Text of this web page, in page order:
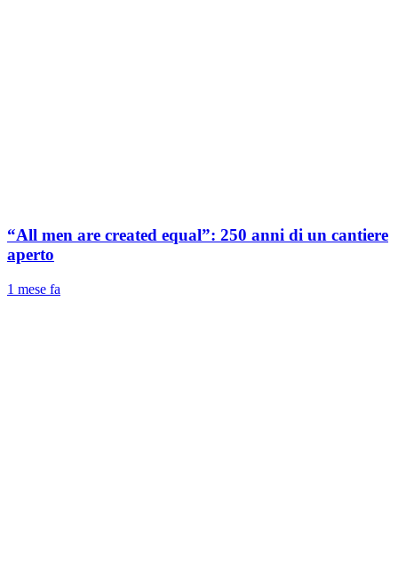
“All men are created equal”: 250 anni di un cantiere
aperto
1 mese fa